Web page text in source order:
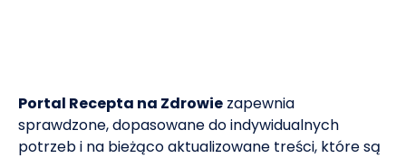
Naukowa Fundacja Polpharmy Warszawa 2015, s. 19-
23.
Portal Recepta na Zdrowie zapewnia
sprawdzone, dopasowane do indywidualnych
potrzeb i na bieżąco aktualizowane treści, które są